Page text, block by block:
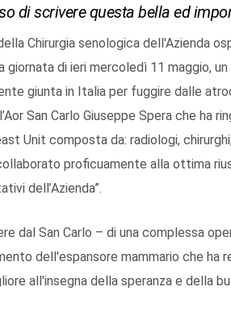
di scrivere questa bella ed
Chirurgia senologica dell'Azienda
di ieri mercoledì 11 maggio,
giunta in Italia per fuggire dalle
San Carlo Giuseppe Spera che ha
Unit composta da: radiologi,
proficuamente alla ottima
dell’Azienda”.
dal San Carlo – di una complessa
dell'espansore mammario che ha
all'insegna della speranza e della